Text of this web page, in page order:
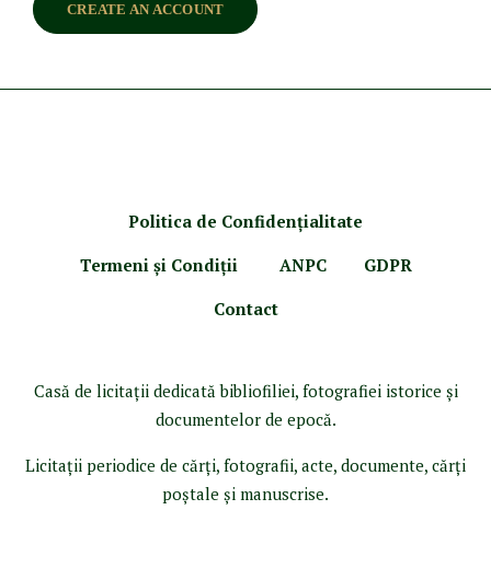
CREATE AN ACCOUNT
Politica de Confidenţialitate
Termeni şi Condiţii
ANPC
GDPR
Contact
Casă de licitaţii dedicată bibliofiliei, fotografiei istorice şi
documentelor de epocă.
Licitaţii periodice de cărţi, fotografii, acte, documente, cărţi
poştale şi manuscrise.